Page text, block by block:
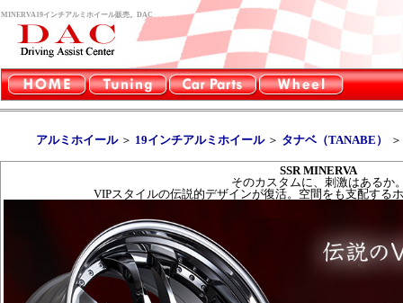
MINERVA19インチアルミホイール販売。DAC
アルミホイール＞ 19インチアルミホイール＞ タナベ（TANABE）
SSR MINERVA
そのカスタムに、刺激はあるか
VIPスタイルの伝説的デザインが復活。空間をも支配する